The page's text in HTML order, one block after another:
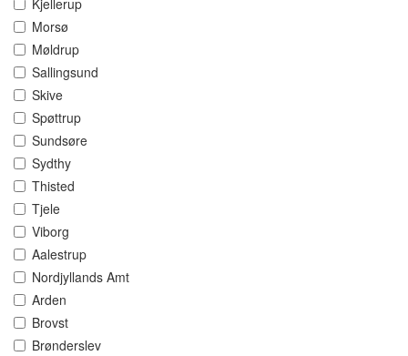
Kjellerup
Morsø
Møldrup
Sallingsund
Skive
Spøttrup
Sundsøre
Sydthy
Thisted
Tjele
Viborg
Aalestrup
Nordjyllands Amt
Arden
Brovst
Brønderslev